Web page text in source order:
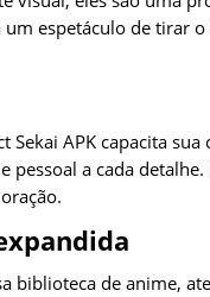
espetáculo de tirar
Sekai APK capacita
pessoal a cada
biblioteca de anime,